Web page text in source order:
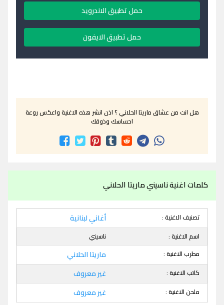
حمل تطبيق الاندرويد
حمل تطبيق الايفون
هل انت من عشاق ماريتا الحلاني ؟ اذن انشر هذه الاغنية واعكس روعة
احساسك وذوقك
كلمات اغنية ناسيني ماريتا الحلاني
تصنيف الاغنية : أغاني لبنانية
اسم الاغنية :
ناسيني
مطرب الاغنية :
ماريتا الحلاني
كاتب الاغنية : غير معروف
ملحن الاغنية : غير معروف